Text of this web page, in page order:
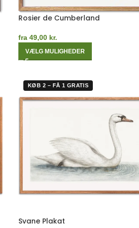
Rosier de Cumberland
fra 49,00 kr.
VÆLG MULIGHEDER
KØB 2 – FÅ 1 GRATIS
Svane Plakat